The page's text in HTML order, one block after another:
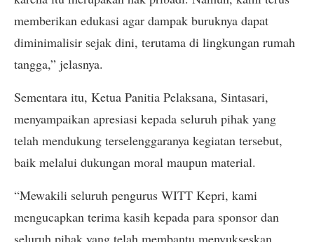
memberikan edukasi agar dampak buruknya dapat
diminimalisir sejak dini, terutama di lingkungan rumah
tangga,” jelasnya.
Sementara itu, Ketua Panitia Pelaksana, Sintasari,
menyampaikan apresiasi kepada seluruh pihak yang
telah mendukung terselenggaranya kegiatan tersebut,
baik melalui dukungan moral maupun material.
“Mewakili seluruh pengurus WITT Kepri, kami
mengucapkan terima kasih kepada para sponsor dan